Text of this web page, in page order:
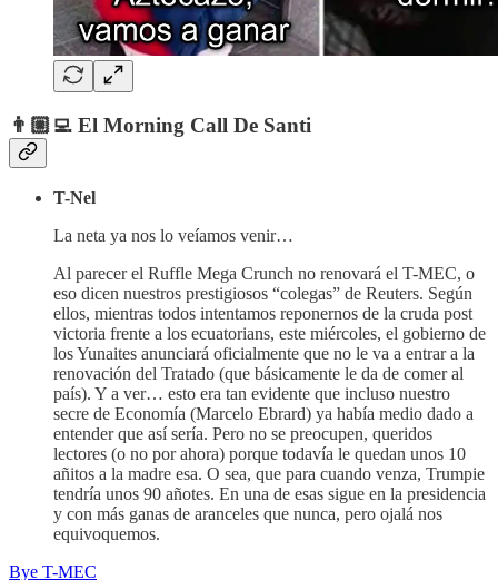
👨🏼‍💻 El Morning Call De Santi
T-Nel
La neta ya nos lo veíamos venir…
Al parecer el Ruffle Mega Crunch no renovará el T-MEC, o
eso dicen nuestros prestigiosos “colegas” de Reuters. Según
ellos, mientras todos intentamos reponernos de la cruda post
victoria frente a los ecuatorians, este miércoles, el gobierno de
los Yunaites anunciará oficialmente que no le va a entrar a la
renovación del Tratado (que básicamente le da de comer al
país). Y a ver… esto era tan evidente que incluso nuestro
secre de Economía (Marcelo Ebrard) ya había medio dado a
entender que así sería. Pero no se preocupen, queridos
lectores (o no por ahora) porque todavía le quedan unos 10
añitos a la madre esa. O sea, que para cuando venza, Trumpie
tendría unos 90 añotes. En una de esas sigue en la presidencia
y con más ganas de aranceles que nunca, pero ojalá nos
equivoquemos.
Bye T-MEC